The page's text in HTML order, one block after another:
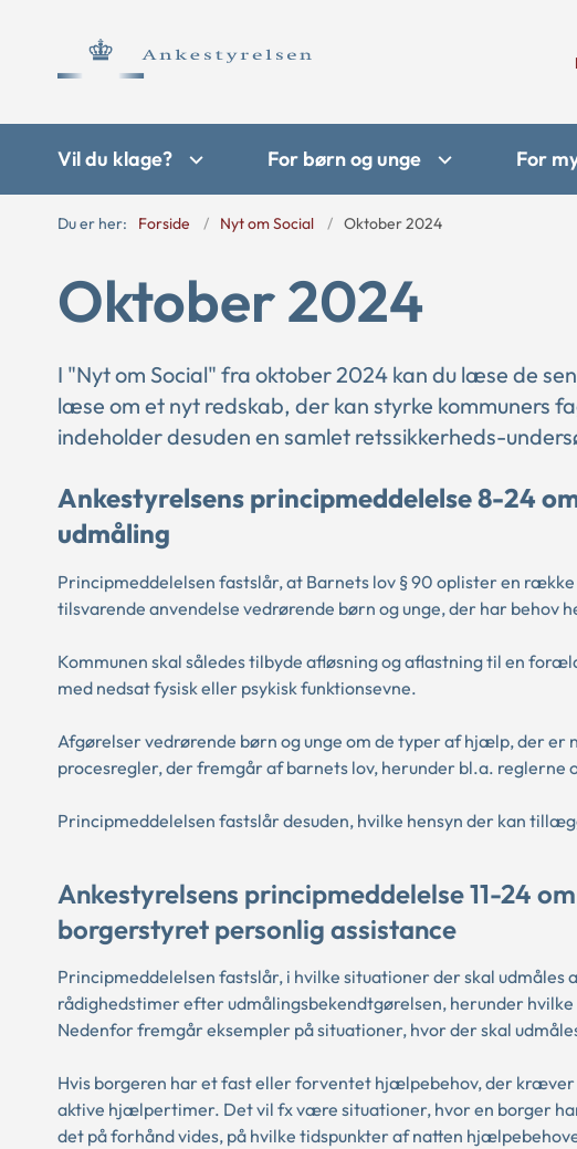
Vil du klage? For børn og unge For
Du er her: Forside Nyt om Social Oktober 2024
Oktober 2024
I "Nyt om Social" fra oktober 2024 kan du læse de
læse om et nyt redskab, der kan styrke kommuners
indeholder desuden en samlet retssikkerheds-
Ankestyrelsens principmeddelelse 8-24
udmåling
Principmeddelelsen fastslår, at Barnets lov § 90 oplister en
tilsvarende anvendelse vedrørende børn og unge, der har behov
Kommunen skal således tilbyde afløsning og aflastning til en
med nedsat fysisk eller psykisk funktionsevne.
Afgørelser vedrørende børn og unge om de typer af hjælp, der
procesregler, der fremgår af barnets lov, herunder bl.a. reglerne
Principmeddelelsen fastslår desuden, hvilke hensyn der kan
Ankestyrelsens principmeddelelse 11-24
borgerstyret personlig assistance
Principmeddelelsen fastslår, i hvilke situationer der skal
rådighedstimer efter udmålingsbekendtgørelsen, herunder
Nedenfor fremgår eksempler på situationer, hvor der skal
Hvis borgeren har et fast eller forventet hjælpebehov, der
aktive hjælpertimer. Det vil fx være situationer, hvor en borger
det på forhånd vides, på hvilke tidspunkter af natten